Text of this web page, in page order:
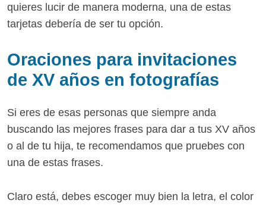
quieres lucir de manera moderna, una de estas
tarjetas debería de ser tu opción.
Oraciones para invitaciones
de XV años en fotografías
Si eres de esas personas que siempre anda
buscando las mejores frases para dar a tus XV años
o al de tu hija, te recomendamos que pruebes con
una de estas frases.
Claro está, debes escoger muy bien la letra, el color